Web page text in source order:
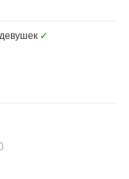
девушек ✓